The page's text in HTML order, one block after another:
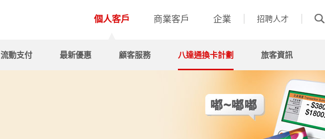
個人客戶 商業客戶 企業 招聘人才
流動支付 最新優惠 顧客服務 八達通換卡計劃 旅客資訊